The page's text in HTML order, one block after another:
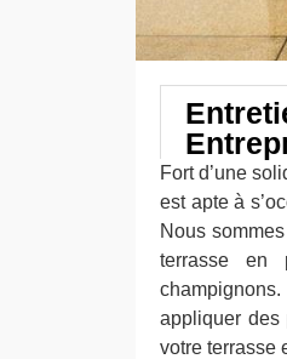
Fort d’une
est apte à
Nous
terrasse en
appliquer des
votre terrasse